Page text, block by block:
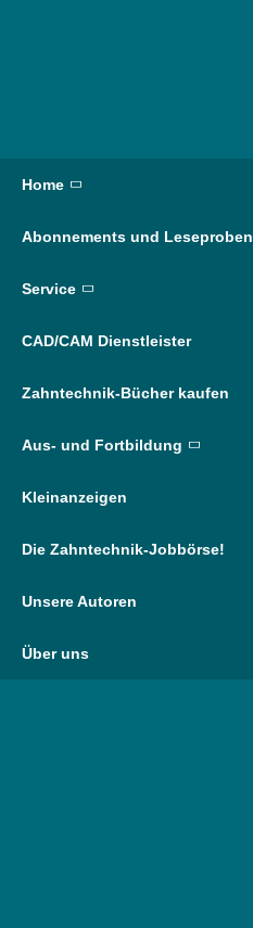
Home
Abonnements und Leseproben
Service
CAD/CAM Dienstleister
Zahntechnik-Bücher kaufen
Aus- und Fortbildung
Kleinanzeigen
Die Zahntechnik-Jobbörse!
Unsere Autoren
Über uns